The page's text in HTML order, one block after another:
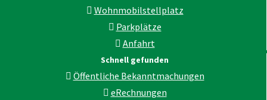
Wohnmobilstellplatz
Parkplätze
Anfahrt
Schnell gefunden
Öffentliche Bekanntmachungen
eRechnungen